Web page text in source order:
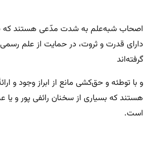
اصحاب شبه‌علم به شدت مدّعی هستند که
دارای قدرت و ثروت، در حمایت از علم رسمی
گرفته‌اند
و با توطئه و حق‌کشی مانع از ابراز وجود و
هستند که بسیاری از سخنان رائفی پور و یا
است.